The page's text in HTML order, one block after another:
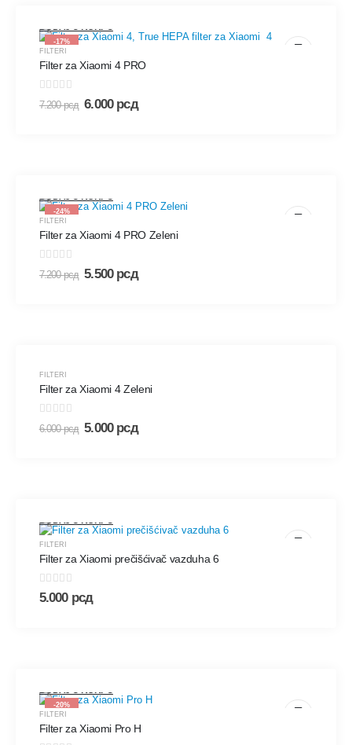
-17%
DODAJ U KORPU
FILTERI
Filter za Xiaomi 4 PRO
0 out of 5
7.200рсд 6.000 рсд
-24%
DODAJ U KORPU
FILTERI
Filter za Xiaomi 4 PRO Zeleni
0 out of 5
7.200рсд 5.500 рсд
FILTERI
Filter za Xiaomi 4 Zeleni
0 out of 5
6.000рсд 5.000 рсд
DODAJ U KORPU
FILTERI
Filter za Xiaomi prečišćivač vazduha 6
0out of 5
5.000 рсд
-20%
DODAJ U KORPU
FILTERI
Filter za Xiaomi Pro H